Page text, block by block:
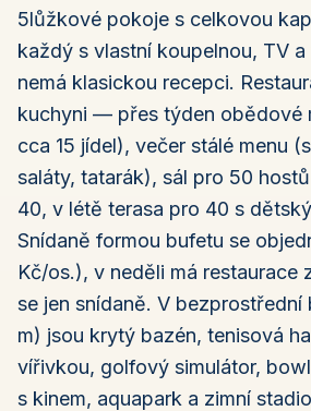
5lůžkové pokoje s celkovou
každý s vlastní koupelnou, TV
nemá klasickou recepci.
kuchyni — přes týden obědové
cca 15 jídel), večer stálé menu
saláty, tatarák), sál pro 50
40, v létě terasa pro 40 s
Snídaně formou bufetu se
Kč/os.), v neděli má restaurace
se jen snídaně. V
m) jsou krytý bazén, tenisová
vířivkou, golfový simulátor,
s kinem, aquapark a zimní